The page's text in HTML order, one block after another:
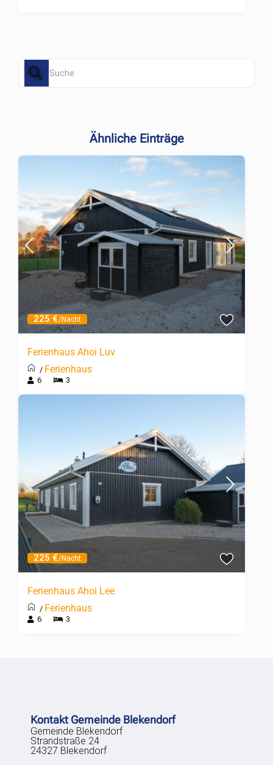
Ähnliche Einträge
225 €/Nacht
Ferienhaus Ahoi Luv
/ Ferienhaus
6 3
225 €/Nacht
Ferienhaus Ahoi Lee
/ Ferienhaus
6 3
Kontakt Gemeinde Blekendorf
Gemeinde Blekendorf
Strandstraße 24
24327 Blekendorf